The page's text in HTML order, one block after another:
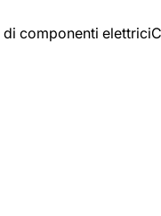
componenti